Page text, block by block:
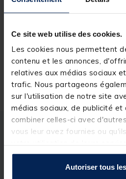
Ce site web utilise des cookies.
Les cookies nous permettent
contenu et les annonces,
relatives aux médias sociaux
trafic. Nous partageons
sur l'utilisation de notre site
médias sociaux, de publicité
combiner celles-ci avec
vous leur avez fournies ou
Autoriser tous
Réserver en ligne et payer
Livraison gratuite en point
Retour gratuit, 1 mois pour
Description
Description &